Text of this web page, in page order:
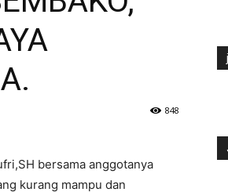
848
bersama anggotanya
kurang mampu dan